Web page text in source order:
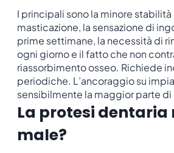
I principali sono la minore stabilità
masticazione, la sensazione di
prime settimane, la necessità di
ogni giorno e il fatto che non
riassorbimento osseo. Richiede
periodiche. L’ancoraggio su
sensibilmente la maggior parte
La protesi dentaria
male?